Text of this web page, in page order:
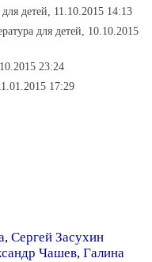
для детей, 11.10.2015 14:13
для детей, 10.10.2015
23:24
17:29
, Сергей Засухин
Чашев, Галина